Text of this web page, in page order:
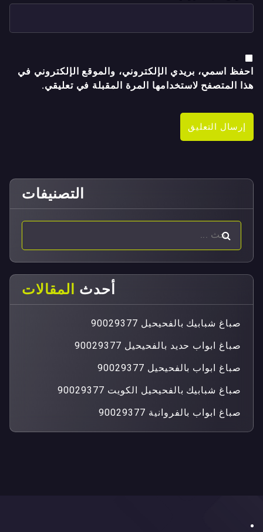
احفظ اسمي، بريدي الإلكتروني، والموقع الإلكتروني في
هذا المتصفح لاستخدامها المرة المقبلة في تعليقي.
التصنيفات
أحدث المقالات
صباغ شبابيك بالفحيحيل 90029377
صباغ ابواب حديد بالفحيحيل 90029377
صباغ ابواب بالفحيحيل 90029377
صباغ شبابيك بالفحيحيل الكويت 90029377
صباغ ابواب بالفروانية 90029377